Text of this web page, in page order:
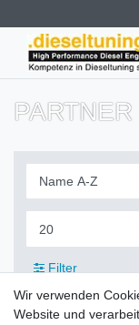
Filter
Wir verwenden
Website und